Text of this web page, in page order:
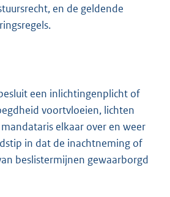
en de geldende
een inlichtingenplicht of
voortvloeien, lichten
elkaar over en weer
in dat de inachtneming of
beslistermijnen gewaarborgd